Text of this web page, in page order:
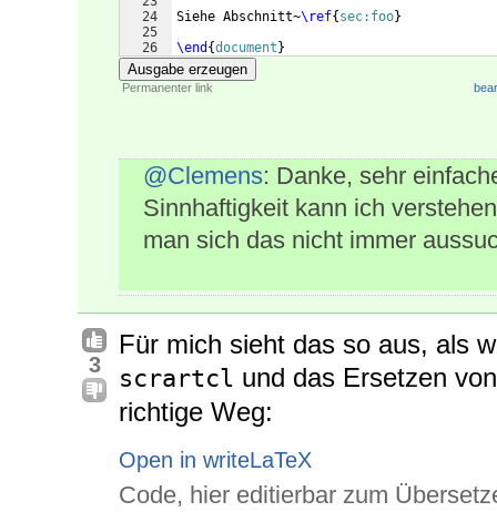
24
25
26
Siehe Abschnitt~\ref{ sec:foo}
\end {document }
Ausgabe erzeugen
Permanenter link
@Clemens: Danke, sehr
Sinnhaftigkeit kann ich
man sich das nicht immer
3
Für mich sieht das so aus, als
scrartcl und das Ersetzen
richtige Weg:
Open in writeLaTeX
Code, hier editierbar zum